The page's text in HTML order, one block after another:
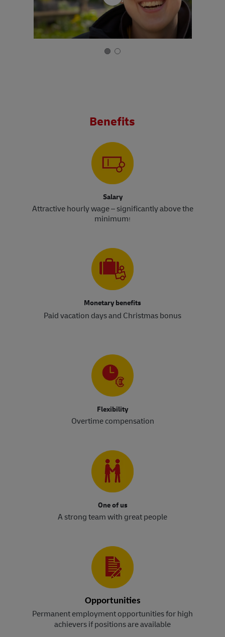
Benefits
Salary
Attractive hourly wage – significantly above the
minimum!​​​​​​​
Monetary benefits
Paid vacation days and Christmas bonus
Flexibility
Overtime compensation
One of us
A strong team with great people
Opportunities
Permanent employment opportunities for high
achievers if positions are available